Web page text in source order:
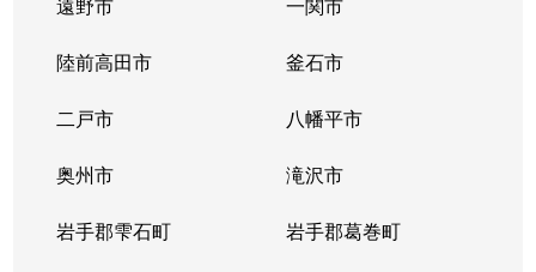
陸前高田市 釜石市
二戸市 八幡平市
奥州市 滝沢市
岩手郡雫石町 岩手郡葛巻町